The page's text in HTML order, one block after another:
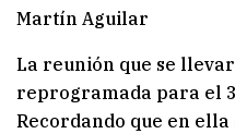
Martín Aguilar
La reunión que se
reprogramada para el
Recordando que en